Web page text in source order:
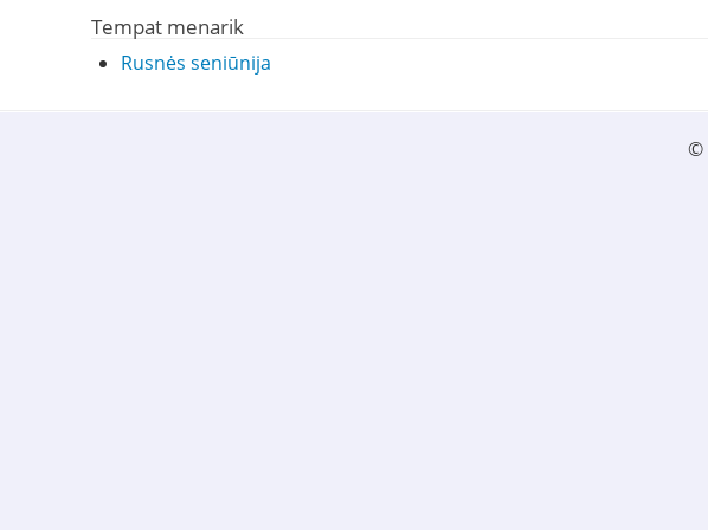
Tempat menarik
Rusnės seniūnija
©